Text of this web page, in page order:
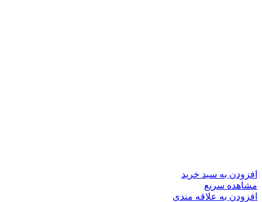
افزودن به سبد خرید
مشاهده سریع
افزودن به علاقه مندی